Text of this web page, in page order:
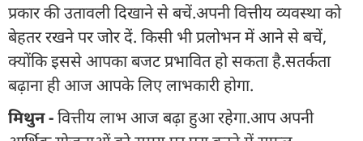
प्रकार की उतावली दिखाने से बचें.अपनी वित्तीय व्यवस्था को
बेहतर रखने पर जोर दें. किसी भी प्रलोभन में आने से बचें,
क्योंकि इससे आपका बजट प्रभावित हो सकता है.सतर्कता
बढ़ाना ही आज आपके लिए लाभकारी होगा.
मिथुन -वित्तीय लाभ आज बढ़ा हुआ रहेगा.आप अपनी